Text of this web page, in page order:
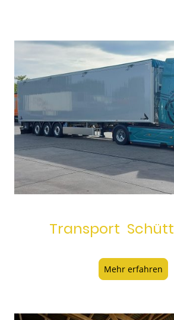
Transport
Mehr erfahren